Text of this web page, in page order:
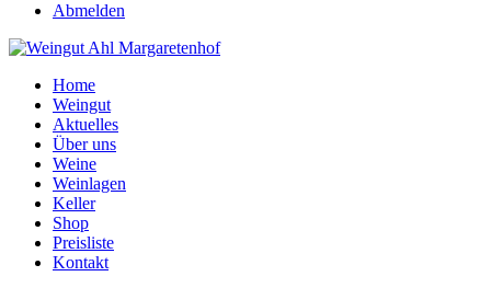
Abmelden
Home
Weingut
Aktuelles
Über uns
Weine
Weinlagen
Keller
Shop
Preisliste
Kontakt